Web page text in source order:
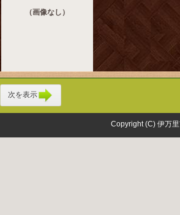
（画像なし）
次を表示
Copyright (C) 伊万